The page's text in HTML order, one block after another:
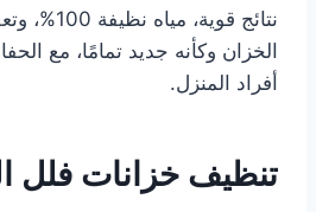
نتائج قوية،
الخزان وكأنه جديد تمامًا، مع
أفراد المنزل.
تنظيف خزانات فلل